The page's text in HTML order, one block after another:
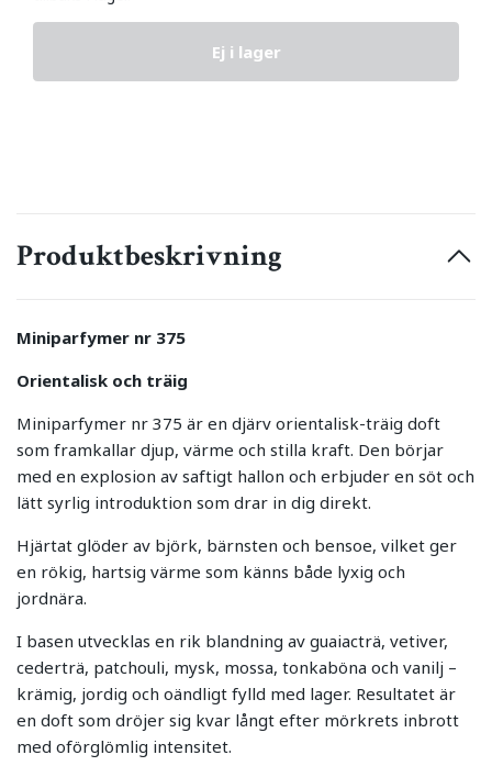
Ej i lager
Produktbeskrivning
Miniparfymer nr 375
Orientalisk och träig
Miniparfymer nr 375 är en djärv orientalisk-träig doft
som framkallar djup, värme och stilla kraft. Den börjar
med en explosion av saftigt hallon och erbjuder en söt och
lätt syrlig introduktion som drar in dig direkt.
Hjärtat glöder av björk, bärnsten och bensoe, vilket ger
en rökig, hartsig värme som känns både lyxig och
jordnära.
I basen utvecklas en rik blandning av guaiacträ, vetiver,
cederträ, patchouli, mysk, mossa, tonkaböna och vanilj –
krämig, jordig och oändligt fylld med lager. Resultatet är
en doft som dröjer sig kvar långt efter mörkrets inbrott
med oförglömlig intensitet.